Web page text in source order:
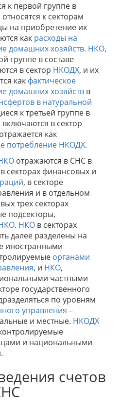
к первой группе в
к секторам
на приобретение их
как расходы на
домашних хозяйств. НКО,
группе в составе
в сектор НКОДХ, и их
как фактическое
домашних хозяйств в
в натуральной
к третьей группе в
включаются в сектор
отражается как
потребление НКОДХ.
отражаются в СНС в
секторах финансовых и
, в секторе
и в отдельном
трех секторах
подсекторы,
. НКО в секторах
далее разделены на
иностранными
органами
, и НКО,
частными
государственного
по уровням
управления –
и местные. НКОДХ
и национальными
счетов